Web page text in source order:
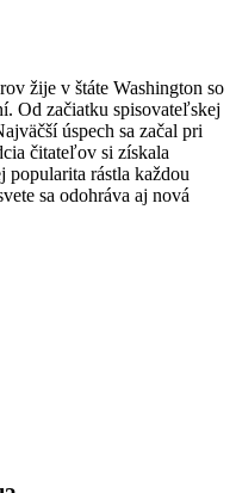
žije v štáte Washington so
Od začiatku spisovateľskej
úspech sa začal pri
čitateľov si získala
popularita rástla každou
sa odohráva aj nová